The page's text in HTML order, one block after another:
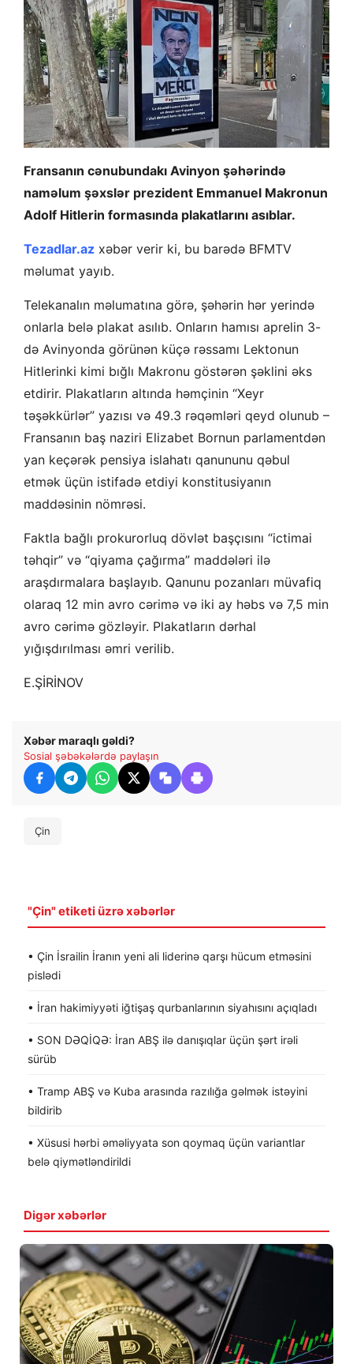
Fransanın cənubundakı Avinyon şəhərində
naməlum şəxslər prezident Emmanuel Makronun
Adolf Hitlerin formasında plakatlarını asıblar.
Tezadlar.az xəbər verir ki, bu barədə BFMTV
məlumat yayıb.
Telekanalın məlumatına görə, şəhərin hər yerində
onlarla belə plakat asılıb. Onların hamısı aprelin 3-
də Avinyonda görünən küçə rəssamı Lektonun
Hitlerinki kimi bığlı Makronu göstərən şəklini əks
etdirir. Plakatların altında həmçinin “Xeyr
təşəkkürlər” yazısı və 49.3 rəqəmləri qeyd olunub –
Fransanın baş naziri Elizabet Bornun parlamentdən
yan keçərək pensiya islahatı qanununu qəbul
etmək üçün istifadə etdiyi konstitusiyanın
maddəsinin nömrəsi.
Faktla bağlı prokurorluq dövlət başçısını “ictimai
təhqir” və “qiyama çağırma” maddələri ilə
araşdırmalara başlayıb. Qanunu pozanları müvafiq
olaraq 12 min avro cərimə və iki ay həbs və 7,5 min
avro cərimə gözləyir. Plakatların dərhal
yığışdırılması əmri verilib.
E.ŞİRİNOV
Xəbər maraqlı gəldi?
Sosial şəbəkələrdə paylaşın
Çin
"Çin" etiketi üzrə xəbərlər
• Çin İsrailin İranın yeni ali liderinə qarşı hücum etməsini
pislədi
• İran hakimiyyəti iğtişaş qurbanlarının siyahısını açıqladı
• SON DƏQİQƏ: İran ABŞ ilə danışıqlar üçün şərt irəli
sürüb
• Tramp ABŞ və Kuba arasında razılığa gəlmək istəyini
bildirib
• Xüsusi hərbi əməliyyata son qoymaq üçün variantlar
belə qiymətləndirildi
Digər xəbərlər